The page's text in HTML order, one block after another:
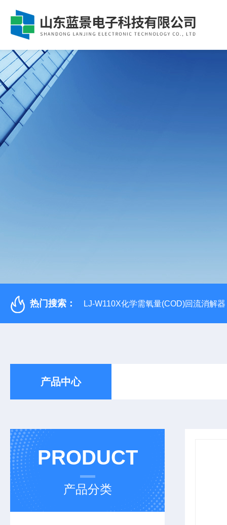
热门搜索： LJ-W110X化学需氧量(COD)回流消解器
产品中心
PRODUCT
产品分类